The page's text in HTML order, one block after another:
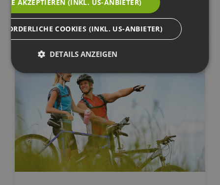
AKZEPTIEREN (INKL. US-ANBIETER)
COOKIES (INKL. US-ANBIETER)
DETAILS ANZEIGEN